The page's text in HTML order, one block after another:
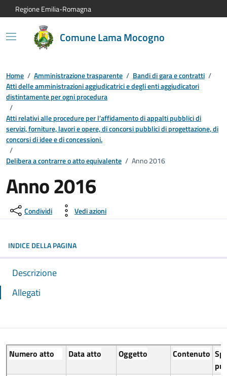
Vai al contenuto principale
Vai alla navigazione del sito
Vai al piede di pagina
Regione Emilia-Romagna
Comune Lama Mocogno
Home / Amministrazione trasparente / Bandi di gara e contratti /
Atti delle amministrazioni aggiudicatrici e degli enti aggiudicatori
distintamente per ogni procedura
/
Atti relativi alle procedure per l’affidamento di appalti pubblici di
servizi, forniture, lavori e opere, di concorsi pubblici di progettazione, di
concorsi di idee e di concessioni.
/
Delibera a contrarre o atto equivalente / Anno 2016
Anno 2016
Condividi Vedi azioni
INDICE DELLA PAGINA
Descrizione
Allegati
Numero atto Data atto Oggetto Contenuto